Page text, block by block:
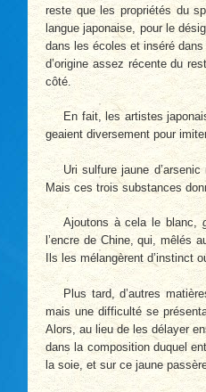
reste que les propriétés du
langue japonaise, pour le
dans les écoles et inséré
d’origine assez récente du
côté.
En fait, les artistes
geaient diversement pour
Uri sulfure jaune d’arsenic
Mais ces trois substances
Ajoutons à cela le blanc,
l’encre de Chine, qui, mêlés
Ils les mélangèrent d’instinct
Plus tard, d’autres
mais une difficulté se
Alors, au lieu de les délayer
dans la composition duquel
la soie, et sur ce jaune